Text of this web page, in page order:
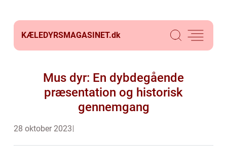
KÆLEDYRSMAGASINET.dk
Mus dyr: En dybdegående
præsentation og historisk
gennemgang
28 oktober 2023